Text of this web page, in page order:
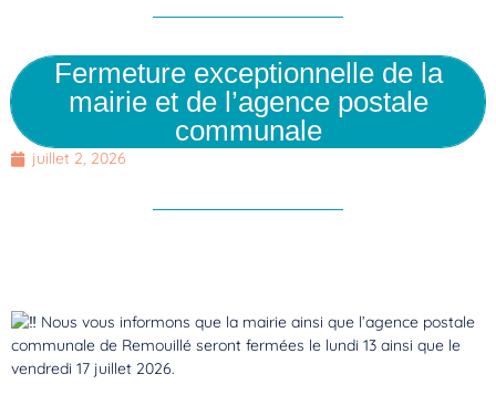
Fermeture exceptionnelle de la
mairie et de l’agence postale
communale
juillet 2, 2026
Nous vous informons que la mairie ainsi que l’agence postale
communale de Remouillé seront fermées le lundi 13 ainsi que le
vendredi 17 juillet 2026.